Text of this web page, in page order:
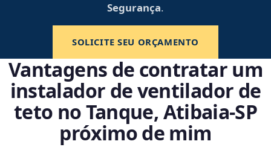
Segurança.
SOLICITE SEU ORÇAMENTO
Vantagens de contratar um
instalador de ventilador de
teto no Tanque, Atibaia‑SP
próximo de mim